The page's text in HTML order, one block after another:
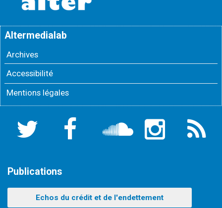
Altermedialab
Archives
Accessibilité
Mentions légales
Facebook Soundcloud Instagram
RSS
Publications
Echos du crédit et de l'endettement